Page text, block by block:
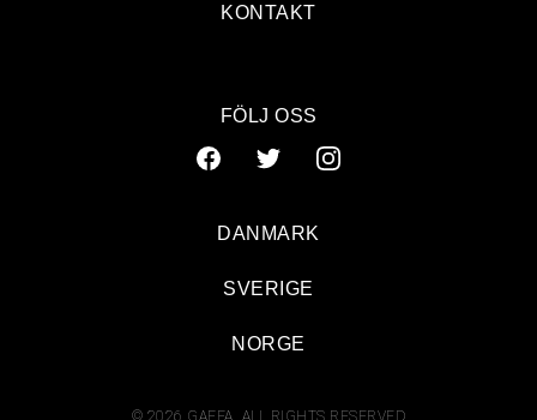
KONTAKT
FÖLJ OSS
© 2026 GAFFA. ALL RIGHTS RESERVED
DANMARK
SVERIGE
NORGE